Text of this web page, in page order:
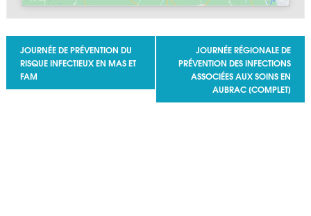
Navigation Évènement
JOURNÉE DE PRÉVENTION DU
RISQUE INFECTIEUX EN MAS ET
FAM
JOURNÉE RÉGIONALE DE
PRÉVENTION DES INFECTIONS
ASSOCIÉES AUX SOINS EN
AUBRAC [COMPLET]